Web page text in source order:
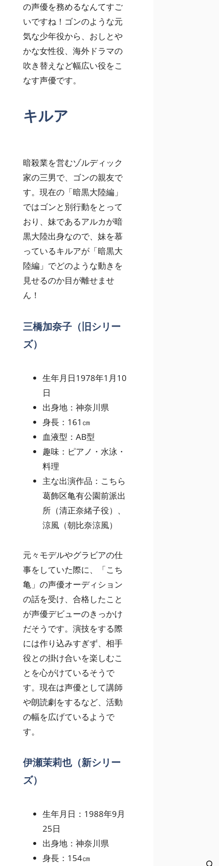
の声優を務めるなんてすご
いですね！ゴンのような元
気な少年役から、おしとや
かな女性役、海外ドラマの
吹き替えなど幅広い役をこ
なす声優です。
キルア
暗殺業を営むゾルディック
家の三男で、ゴンの親友で
す。現在の「暗黒大陸編」
ではゴンと別行動をとって
おり、妹であるアルカが暗
黒大陸出身なので、妹を慕
っているキルアが「暗黒大
陸編」でどのような動きを
見せるのか目が離せませ
ん！
三橋加奈子（旧シリー
ズ）
生年月日1978年1月10
日
出身地：神奈川県
身長：161㎝
血液型：AB型
趣味：ピアノ・水泳・
料理
主な出演作品：こちら
葛飾区亀有公園前派出
所（清正奈緒子役）、
涼風（朝比奈涼風）
元々モデルやグラビアの仕
事をしていた際に、「こち
亀」の声優オーディション
の話を受け、合格したこと
が声優デビューのきっかけ
だそうです。演技をする際
には作り込みすぎず、相手
役との掛け合いを楽しむこ
とを心がけているそうで
す。現在は声優として講師
や朗読劇をするなど、活動
の幅を広げているようで
す。
伊瀬茉莉也（新シリー
ズ）
生年月日：1988年9月
25日
出身地：神奈川県
身長：154㎝